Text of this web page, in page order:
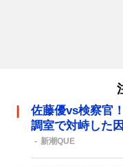
佐藤優vs検察官
調室で対峙した
新潮QUE